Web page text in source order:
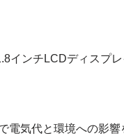
インチLCDディスプレ
電気代と環境への影響